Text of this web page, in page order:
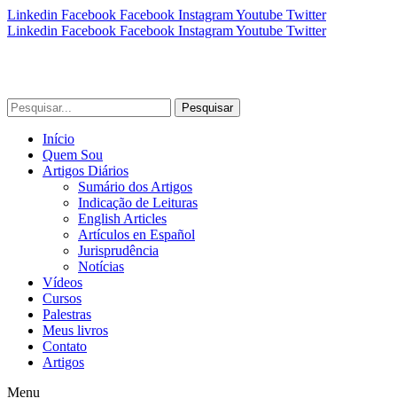
Linkedin Facebook Facebook InstagramYoutube Twitter
Linkedin Facebook Facebook InstagramYoutube Twitter
Pesquisar
Início
Quem Sou
Artigos Diários
Sumário dos Artigos
Indicação de Leituras
English Articles
Artículos en Español
Jurisprudência
Notícias
Vídeos
Cursos
Palestras
Meus livros
Contato
Artigos
Menu